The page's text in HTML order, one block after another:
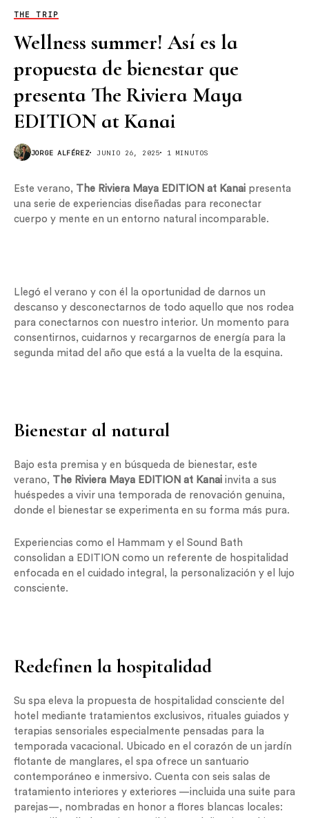
THE TRIP
Wellness summer! Así es la
propuesta de bienestar que
presenta The Riviera Maya
EDITION at Kanai
JORGE ALFÉREZ JUNIO 26, 2025 1 MINUTOS
Este verano, The Riviera Maya EDITION at Kanai presenta
una serie de experiencias diseñadas para reconectar
cuerpo y mente en un entorno natural incomparable.
Llegó el verano y con él la oportunidad de darnos un
descanso y desconectarnos de todo aquello que nos rodea
para conectarnos con nuestro interior. Un momento para
consentirnos, cuidarnos y recargarnos de energía para la
segunda mitad del año que está a la vuelta de la esquina.
Bienestar al natural
Bajo esta premisa y en búsqueda de bienestar, este
verano, The Riviera Maya EDITION at Kanai invita a sus
huéspedes a vivir una temporada de renovación genuina,
donde el bienestar se experimenta en su forma más pura.
Experiencias como el Hammam y el Sound Bath
consolidan a EDITION como un referente de hospitalidad
enfocada en el cuidado integral, la personalización y el lujo
consciente.
Redefinen la hospitalidad
Su spa eleva la propuesta de hospitalidad consciente del
hotel mediante tratamientos exclusivos, rituales guiados y
terapias sensoriales especialmente pensadas para la
temporada vacacional. Ubicado en el corazón de un jardín
flotante de manglares, el spa ofrece un santuario
contemporáneo e inmersivo. Cuenta con seis salas de
tratamiento interiores y exteriores —incluida una suite para
parejas—, nombradas en honor a flores blancas locales: